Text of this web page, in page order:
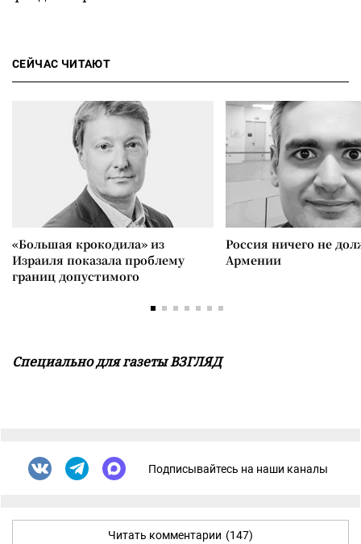
СЕЙЧАС ЧИТАЮТ
«Большая крокодила» из
Израиля показала проблему
границ допустимого
Россия ничего не
Армении
Специально для газеты ВЗГЛЯД
Подписывайтесь на наши каналы
Читать комментарии (147)